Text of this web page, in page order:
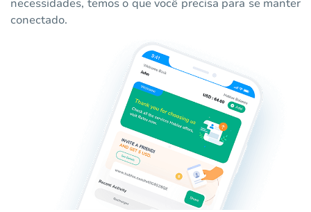
necessidades, temos o que você precisa para se manter
conectado.